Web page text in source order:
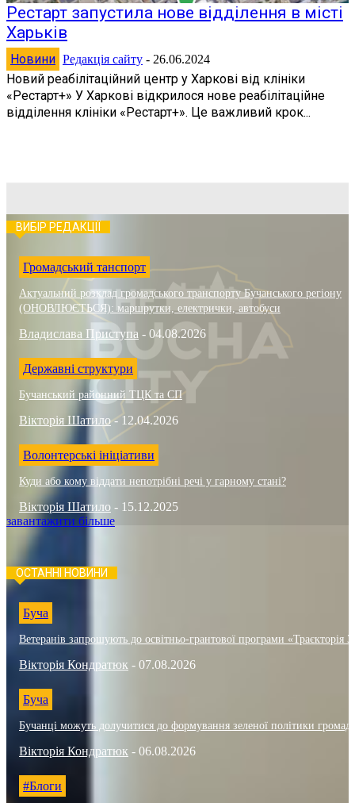
Рестарт запустила нове відділення в місті
Харьків
Новини Редакція сайту - 26.06.2024
Новий реабілітаційний центр у Харкові від клініки
«Рестарт+» У Харкові відкрилося нове реабілітаційне
відділення клініки «Рестарт+». Це важливий крок...
ВИБІР РЕДАКЦІЇ
Громадський танспорт
Актуальний розклад громадського транспорту Бучанського регіону
(ОНОВЛЮЄТЬСЯ): маршрутки, електрички, автобуси
Владислава Приступа - 04.08.2026
Державні структури
Бучанський районний ТЦК та СП
Вікторія Шатило - 12.04.2026
Волонтерські ініціативи
Куди або кому віддати непотрібні речі у гарному стані?
Вікторія Шатило - 15.12.2025
завантажити більше
ОСТАННІ НОВИНИ
Буча
Ветеранів запрошують до освітньо-грантової програми «Траєкторія
Вікторія Кондратюк - 07.08.2026
Буча
Бучанці можуть долучитися до формування зеленої політики
Вікторія Кондратюк - 06.08.2026
#Блоги